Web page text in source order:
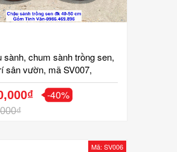
sành, chum sành trồng sen,
sân vườn, mã SV007,
40 đến 50 cm, giá 1,8
bình gốm trồng sen đẹp,
tiểu cảnh, gốm sứ bát tràng
-40%
Mã: SV006